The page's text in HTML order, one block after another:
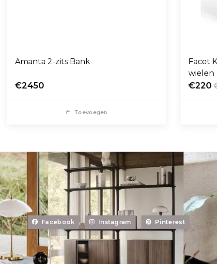
Amanta 2-zits Bank
€2450
Toevoegen
Facet
wielen
€220
Facebook Instagram Pinterest